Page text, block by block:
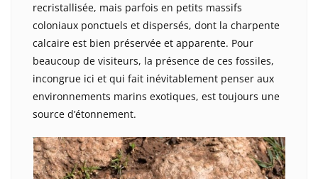
recristallisée, mais parfois en petits massifs
coloniaux ponctuels et dispersés, dont la charpente
calcaire est bien préservée et apparente. Pour
beaucoup de visiteurs, la présence de ces fossiles,
incongrue ici et qui fait inévitablement penser aux
environnements marins exotiques, est toujours une
source d’étonnement.